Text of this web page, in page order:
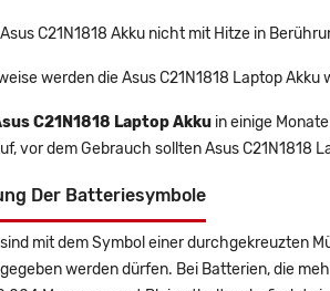
C21N1818 Akku nicht mit Hitze in
werden die Asus C21N1818 Laptop
C21N1818 Laptop Akku in einige
vor dem Gebrauch sollten Asus C21N1818
Der Batteriesymbole
mit dem Symbol einer durchgekreuzten
werden dürfen. Bei Batterien, die